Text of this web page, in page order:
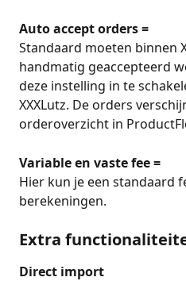
Auto accept orders =
Standaard moeten binnen
handmatig geaccepteerd
deze instelling in te
XXXLutz. De orders
orderoverzicht in
Variable en vaste fee =
Hier kun je een standaard
berekeningen.
Extra
Direct import